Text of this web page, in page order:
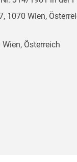
1070 Wien,
Österreich